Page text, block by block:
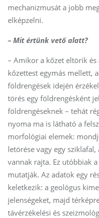
mechanizmusát a jobb
elképzelni.
– Mit értünk vető alatt?
– Amikor a kőzet eltörik
kőzettest egymás mellett,
földrengések idején
törés egy földrengésként
földrengéseknek – tehát
nyoma ma is látható a
morfológiai elemek:
letörése vagy egy
vannak rajta. Ez utóbbiak
mutatják. Az adatok egy
keletkezik: a geológus
jelenségeket, majd
távérzékelési és